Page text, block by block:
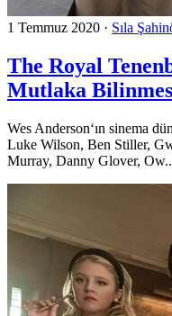
1 Temmuz 2020 · Sıla
The Royal
Mutlaka
Wes Anderson‘ın sinema
Luke Wilson, Ben Stiller,
Murray, Danny Glover,